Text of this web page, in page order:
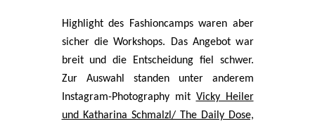
Highlight des Fashioncamps waren aber
sicher die Workshops. Das Angebot war
breit und die Entscheidung fiel schwer.
Zur Auswahl standen unter anderem
Instagram-Photography mit Vicky Heiler
und Katharina Schmalzl/ The Daily Dose,